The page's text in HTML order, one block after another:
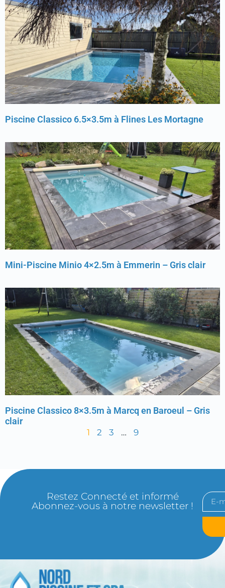
Piscine Classico 6.5×3.5m à Flines Les Mortagne
Mini-Piscine Minio 4×2.5m à Emmerin – Gris clair
Piscine Classico 8×3.5m à Marcq en Baroeul – Gris
clair
1 2 3 … 9
Restez Connecté et informé
Abonnez-vous à notre newsletter !